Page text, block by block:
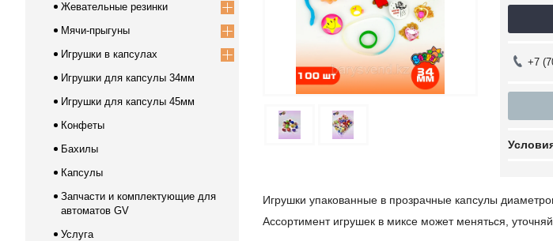
+7
Игрушки упакованные в прозрачные капсулы
Ассортимент игрушек в миксе может меняться,
Жевательные резинки
Мячи-прыгуны
Игрушки в капсулах
Игрушки для капсулы 34мм
Игрушки для капсулы 45мм
Конфеты
Бахилы
Капсулы
Запчасти и комплектующие для
автоматов GV
Услуга